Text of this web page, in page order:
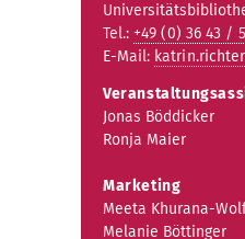
Tel.: +49 (0) 36 43 /
E-Mail:
Jonas Böddicker
Ronja Maier
Marketing
Meeta Khurana-
Melanie Böttinger